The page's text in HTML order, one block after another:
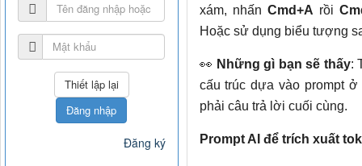
xám, nhấn Cmd+A rồi
Hoặc sử dụng biểu tượng
👀 Những gì bạn sẽ thấy:
cấu trúc dựa vào prompt
phải câu trả lời cuối cùng.
Prompt AI để trích xuất
Đăng nhập
Đăng ký